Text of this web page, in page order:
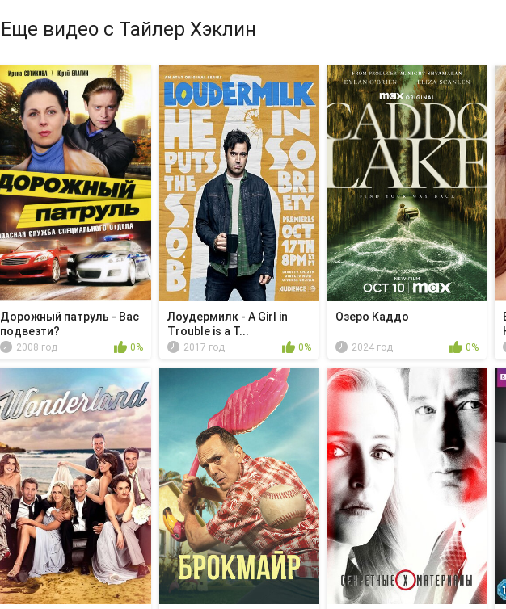
Еще видео с Тайлер Хэклин
Дорожный патруль - Вас
подвезти?
2008 год 0%
Лоудермилк - A Girl in
Trouble is a T...
2017 год 0%
Озеро Каддо
2024 год 0%